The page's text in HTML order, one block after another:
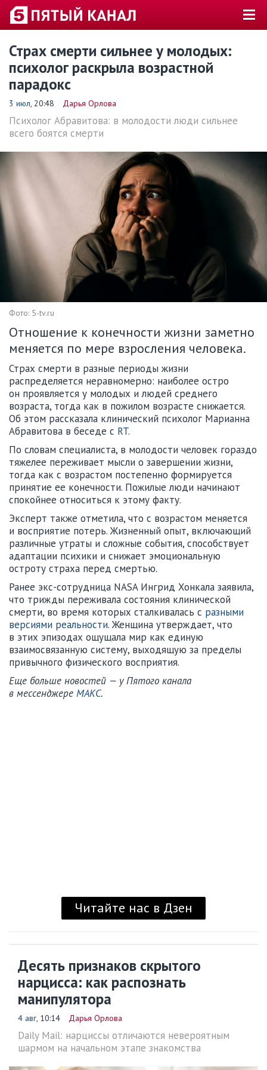
Страх смерти сильнее у молодых:
психолог раскрыла возрастной
парадокс
3 июл, 20:48 Дарья Орлова
Психолог Абравитова: в молодости люди сильнее
всего боятся смерти
Фото: 5-tv.ru
Отношение к конечности жизни заметно
меняется по мере взросления человека.
Страх смерти в разные периоды жизни
распределяется неравномерно: наиболее остро
он проявляется у молодых и людей среднего
возраста, тогда как в пожилом возрасте снижается.
Об этом рассказала клинический психолог Марианна
Абравитова в беседе с RT.
По словам специалиста, в молодости человек гораздо
тяжелее переживает мысли о завершении жизни,
тогда как с возрастом постепенно формируется
принятие ее конечности. Пожилые люди начинают
спокойнее относиться к этому факту.
Эксперт также отметила, что с возрастом меняется
и восприятие потерь. Жизненный опыт, включающий
различные утраты и сложные события, способствует
адаптации психики и снижает эмоциональную
остроту страха перед смертью.
Ранее экс-сотрудница NASA Ингрид Хонкала заявила,
что трижды переживала состояния клинической
смерти, во время которых сталкивалась с разными
версиями реальности. Женщина утверждает, что
в этих эпизодах ощущала мир как единую
взаимосвязанную систему, выходящую за пределы
привычного физического восприятия.
Еще больше новостей — у Пятого канала
в мессенджере МАКС.
Читайте нас в Дзен